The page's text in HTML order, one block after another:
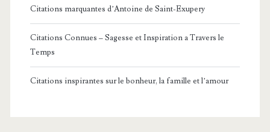
Citations marquantes d’Antoine de Saint-Exupery
Citations Connues – Sagesse et Inspiration a Travers le
Temps
Citations inspirantes sur le bonheur, la famille et l’amour